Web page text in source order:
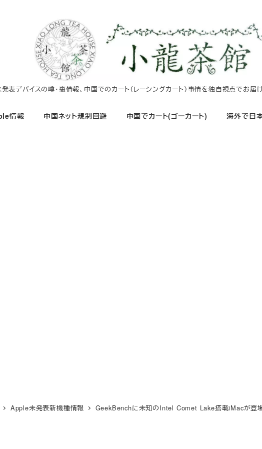
表デバイスの噂・裏情報、中国でのカート（レーシングカート）事情を独自視点でお届
情報 中国ネット規制回避 中国でカート(ゴーカート) 海外で日
Apple未発表新機種情報 GeekBenchに未知のIntel Comet Lake搭載iMacが登